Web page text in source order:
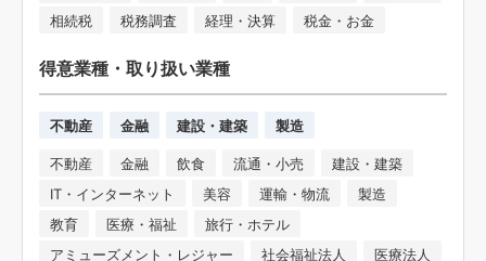
相続税
税務調査 経理・決算 税金・お金
得意業種・取り扱い業種
不動産 金融 建設・建築 製造
不動産 金融 飲食 流通・小売
建設・建築
IT・インターネット
美容 運輸・物流
製造
教育
医療・福祉
旅行・ホテル
アミューズメント・レジャー
社会福祉法人
医療法人